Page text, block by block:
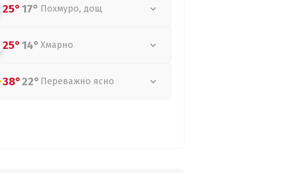
25°17° Похмуро, дощ
25°14° Хмарно
38°22° Переважно ясно